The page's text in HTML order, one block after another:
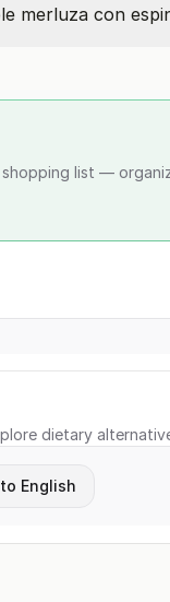
merluza con
list —
dietary
English